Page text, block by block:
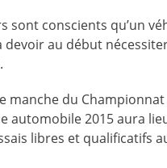
sont conscients qu’un
devoir au début
manche du
automobile 2015 aura
libres et qualificatifs